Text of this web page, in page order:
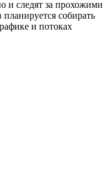
и следят за прохожими
собирать
и потоках